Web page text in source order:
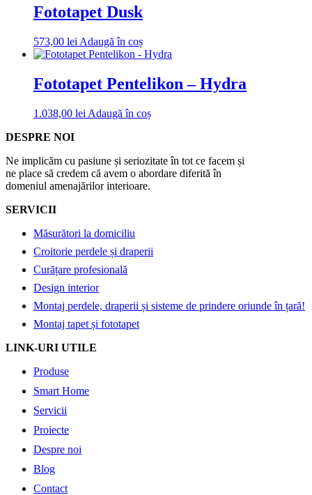
Fototapet Dusk
573,00 lei Adaugă în coș
Fototapet Pentelikon – Hydra
1.038,00 lei Adaugă în coș
DESPRE NOI
Ne implicăm cu pasiune și seriozitate în tot ce facem și
ne place să credem că avem o abordare diferită în
domeniul amenajărilor interioare.
SERVICII
Măsurători la domiciliu
Croitorie perdele și draperii
Curățare profesională
Design interior
Montaj perdele, draperii și sisteme de prindere oriunde în țară!
Montaj tapet și fototapet
LINK-URI UTILE
Produse
Smart Home
Servicii
Proiecte
Despre noi
Blog
Contact